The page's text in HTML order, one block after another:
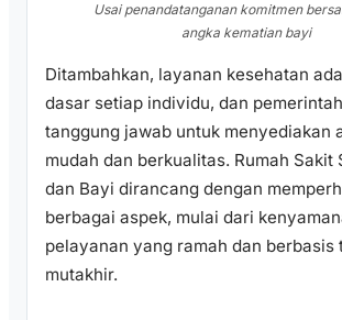
Usai penandatanganan komitmen
angka kematian bayi
Ditambahkan, layanan kesehatan
dasar setiap individu, dan
tanggung jawab untuk menyediakan
mudah dan berkualitas. Rumah Sakit
dan Bayi dirancang dengan
berbagai aspek, mulai dari
pelayanan yang ramah dan berbasis
mutakhir.